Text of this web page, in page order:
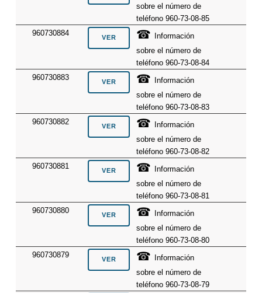
sobre el número de
teléfono 960-73-08-85
960730884
☎
Información
sobre el número de
teléfono 960-73-08-84
960730883
☎
Información
sobre el número de
teléfono 960-73-08-83
960730882
☎
Información
sobre el número de
teléfono 960-73-08-82
960730881
☎
Información
sobre el número de
teléfono 960-73-08-81
960730880
☎
Información
sobre el número de
teléfono 960-73-08-80
960730879
☎
Información
sobre el número de
teléfono 960-73-08-79